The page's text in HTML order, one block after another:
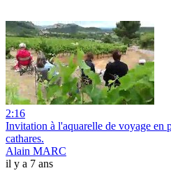
2:16
Invitation à l'aquarelle de voyage en
cathares.
Alain MARC
il y a 7 ans